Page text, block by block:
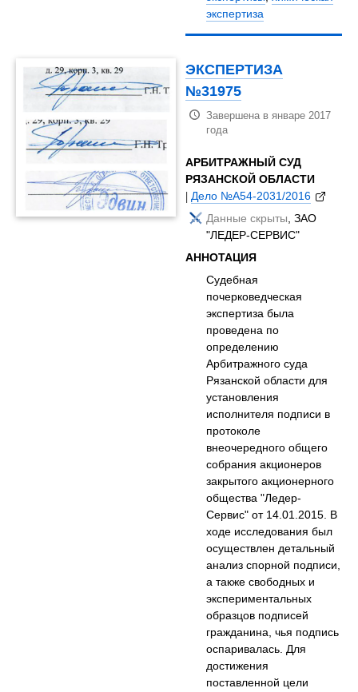
экспертиза
ЭКСПЕРТИЗА
№31975
Завершена в январе 2017
года
АРБИТРАЖНЫЙ СУД
РЯЗАНСКОЙ ОБЛАСТИ
|Дело №А54-2031/2016
Данные скрыты, ЗАО
"ЛЕДЕР-СЕРВИС"
АННОТАЦИЯ
Судебная
почерковедческая
экспертиза была
проведена по
определению
Арбитражного суда
Рязанской области для
установления
исполнителя подписи в
протоколе
внеочередного общего
собрания акционеров
закрытого акционерного
общества "Ледер-
Сервис" от 14.01.2015. В
ходе исследования был
осуществлен детальный
анализ спорной подписи,
а также свободных и
экспериментальных
образцов подписей
гражданина, чья подпись
оспаривалась. Для
достижения
поставленной цели